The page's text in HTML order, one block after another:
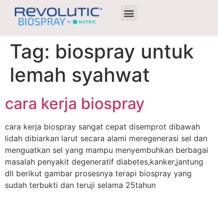
Tag: biospray untuk
lemah syahwat
cara kerja biospray
cara kerja biospray sangat cepat disemprot dibawah
lidah dibiarkan larut secara alami meregenerasi sel dan
menguatkan sel yang mampu menyembuhkan berbagai
masalah penyakit degeneratif diabetes,kanker,jantung
dll berikut gambar prosesnya terapi biospray yang
sudah terbukti dan teruji selama 25tahun